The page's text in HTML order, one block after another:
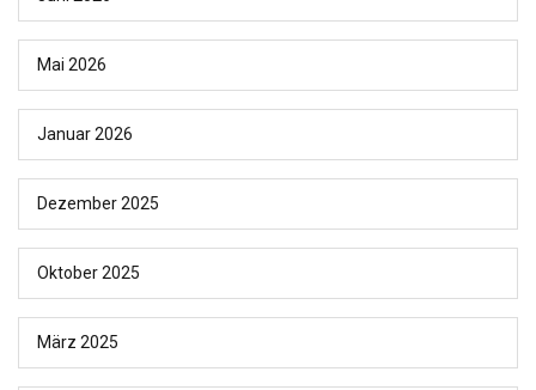
Mai 2026
Januar 2026
Dezember 2025
Oktober 2025
März 2025